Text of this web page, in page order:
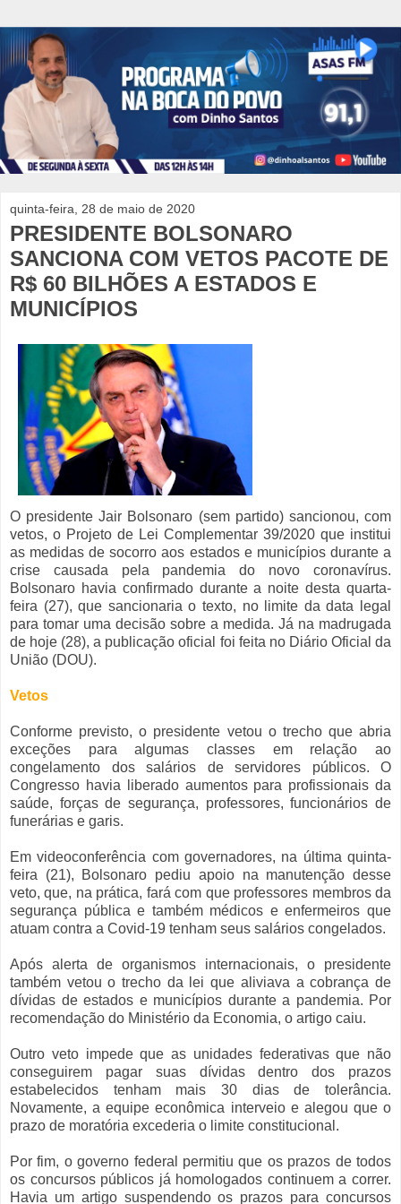
quinta-feira, 28 de maio de 2020
PRESIDENTE BOLSONARO
SANCIONA COM VETOS PACOTE DE
R$ 60 BILHÕES A ESTADOS E
MUNICÍPIOS
O presidente Jair Bolsonaro (sem partido) sancionou, com
vetos, o Projeto de Lei Complementar 39/2020 que institui
as medidas de socorro aos estados e municípios durante a
crise causada pela pandemia do novo coronavírus.
Bolsonaro havia confirmado durante a noite desta quarta-
feira (27), que sancionaria o texto, no limite da data legal
para tomar uma decisão sobre a medida. Já na madrugada
de hoje (28), a publicação oficial foi feita no Diário Oficial da
União (DOU).
Vetos
Conforme previsto, o presidente vetou o trecho que abria
exceções para algumas classes em relação ao
congelamento dos salários de servidores públicos. O
Congresso havia liberado aumentos para profissionais da
saúde, forças de segurança, professores, funcionários de
funerárias e garis.
Em videoconferência com governadores, na última quinta-
feira (21), Bolsonaro pediu apoio na manutenção desse
veto, que, na prática, fará com que professores membros da
segurança pública e também médicos e enfermeiros que
atuam contra a Covid-19 tenham seus salários congelados.
Após alerta de organismos internacionais, o presidente
também vetou o trecho da lei que aliviava a cobrança de
dívidas de estados e municípios durante a pandemia. Por
recomendação do Ministério da Economia, o artigo caiu.
Outro veto impede que as unidades federativas que não
conseguirem pagar suas dívidas dentro dos prazos
estabelecidos tenham mais 30 dias de tolerância.
Novamente, a equipe econômica interveio e alegou que o
prazo de moratória excederia o limite constitucional.
Por fim, o governo federal permitiu que os prazos de todos
os concursos públicos já homologados continuem a correr.
Havia um artigo suspendendo os prazos para concursos